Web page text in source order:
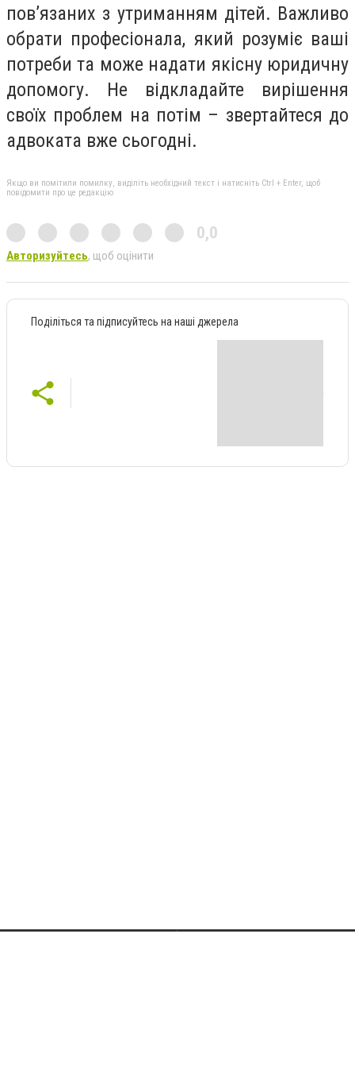
пов’язаних з утриманням дітей. Важливо
обрати професіонала, який розуміє ваші
потреби та може надати якісну юридичну
допомогу. Не відкладайте вирішення
своїх проблем на потім – звертайтеся до
адвоката вже сьогодні.
Якщо ви помітили помилку, виділіть необхідний текст і натисніть Ctrl + Enter, щоб
повідомити про це редакцію
0,0
Авторизуйтесь, щоб оцінити
Поділіться та підписуйтесь на наші джерела